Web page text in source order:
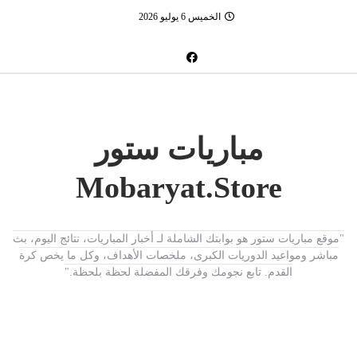
الخميس 6 يوليو 2026
مباريات ستور
Mobaryat.Store
"موقع مباريات ستور هو بوابتك الشاملة لـ أخبار المباريات، نتائج اليوم، بث
مباشر ومواعيد الدوريات الكبرى، ملخصات الأهداف، وكل ما يخص كرة
القدم. تابع نجومك وفرقك المفضلة لحظة بلحظة."